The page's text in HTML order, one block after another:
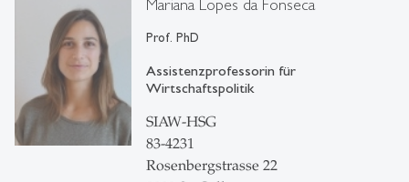
Prof. PhD
Assistenzprofessorin für
Wirtschaftspolitik
SIAW-HSG
83-4231
Rosenbergstrasse 22